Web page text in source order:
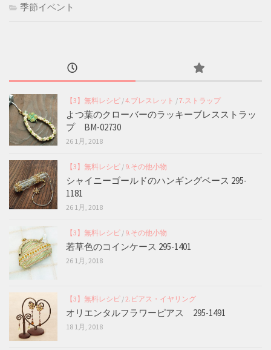
季節イベント
【3】無料レシピ /4.ブレスレット /7.ストラップ
よつ葉のクローバーのラッキーブレスストラッ
プ BM-02730
26 1月, 2018
【3】無料レシピ / 9.その他小物
シャイニーゴールドのハンギングベース 295-
1181
26 1月, 2018
【3】無料レシピ / 9.その他小物
若草色のコインケース 295-1401
26 1月, 2018
【3】無料レシピ /2.ピアス・イヤリング
オリエンタルフラワーピアス 295-1491
18 1月, 2018